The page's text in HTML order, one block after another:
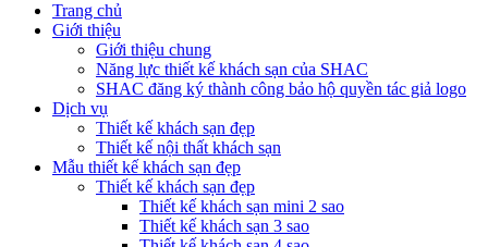
Trang chủ
Giới thiệu
Giới thiệu chung
Năng lực thiết kế khách sạn của SHAC
SHAC đăng ký thành công bảo hộ quyền tác giả logo
Dịch vụ
Thiết kế khách sạn đẹp
Thiết kế nội thất khách sạn
Mẫu thiết kế khách sạn đẹp
Thiết kế khách sạn đẹp
Thiết kế khách sạn mini 2 sao
Thiết kế khách sạn 3 sao